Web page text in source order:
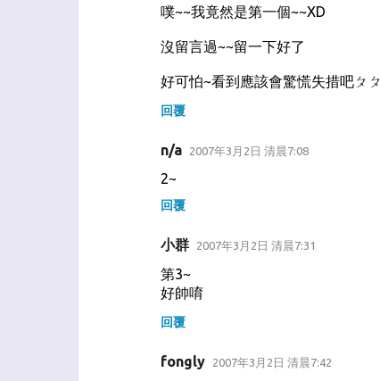
噗~~我竟然是第一個~~XD
沒留言過~~留一下好了
好可怕~看到應該會驚慌失措吧ㄆㄆ
回覆
n/a 2007年3月2日 清晨7:08
2~
回覆
小群 2007年3月2日 清晨7:31
第3~
好帥唷
回覆
fongly 2007年3月2日 清晨7:42